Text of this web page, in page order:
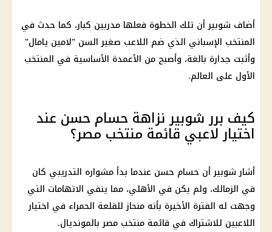
أضاف شوبير أن تلك الخطوة فعلها مدربين كبار، كما حدث في
المنتخب الإسباني الذي ضم اللاعب صغير السن "لامين يامال"
وأثبت جدارة بالغة، وأصبح من الأعمدة الأساسية في المنتخب
الأول على العالم.
كيف برر شوبير نزاهة حسام حسن عند
اختيار لاعبي قائمة منتخب مصر؟
أشار شوبير أن حسام حسن عندما بدأ مشواره التدريبي كان
في الزمالك، ولم يكن في الأهلي، مما ينفي الاتهامات التي
وجهت له الفترة الأخيرة بأنه منحاز للقلعة الحمراء في اختيار
اللاعبين للاشتراك في قائمة منتخب مصر بالمونديال.